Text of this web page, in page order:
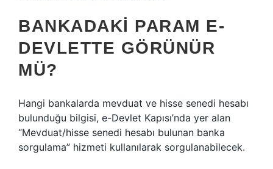
BANKADAKI PARAM E-
DEVLETTE GÖRÜNÜR
MÜ?
Hangi bankalarda mevduat ve hisse senedi hesabı
bulunduğu bilgisi, e-Devlet Kapısı’nda yer alan
“Mevduat/hisse senedi hesabı bulunan banka
sorgulama” hizmeti kullanılarak sorgulanabilecek.